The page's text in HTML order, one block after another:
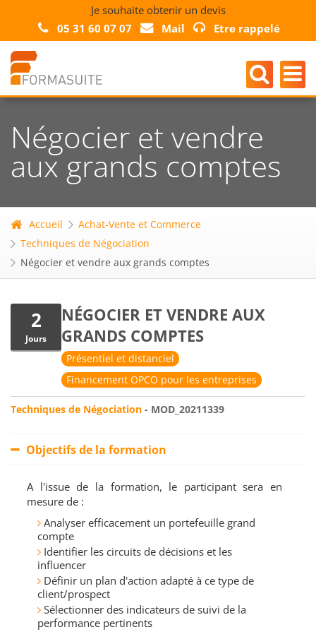
Je souhaite obtenir un devis
05 31 60 07 07
Mail Etre rappelé
Négocier et vendre
aux grands comptes
Accueil
Achat-Vente et Commerce
Techniques de Négociation
Négocier et vendre aux grands comptes
2
Jours
NÉGOCIER ET VENDRE AUX
GRANDS COMPTES
Présentiel et distanciel
Financement OPCO pour les entreprises
Techniques de Négociation - MOD_20211339
Objectifs de la formation
A l'issue de la formation, le participant sera en
mesure de :
Analyser efficacement un portefeuille grand
compte
Identifier les circuits de décisions et les
influencer
Définir un plan d'action adapté à ce type de
client/prospect
Sélectionner des indicateurs de suivi de la
performance pertinents